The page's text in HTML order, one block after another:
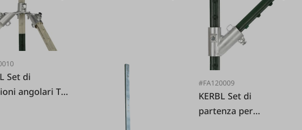
angolari T-
#FA120009
KERBL Set di
partenza per